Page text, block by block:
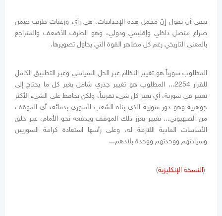
يبقى أن نقول إنّ مجمل هذه الإحداثيات، هي رأي ورغبات طرف ضمن
صراع متصل داخلي وإقليمي ودولي، وهو الطرف الأضعف والمتراجع
بالمعنى التاريخي رغم كل مظاهر القوة التي يحاول تصويرها.
المطلوب سورياً هو تغيير النظام عبر الحل السياسي وعبر التطبيق الكامل
للقرار 2254... المطلوب هو تغيير جذري شامل يغير كل ما يحتاج إلى
تغيير في سورية، أي يغير كل شيء تقريباً، ولكن يحافظ على الشيء الأكثر
جوهرية وهو دور سورية الذي بناه الشعب السوري بدمائه، أي الموقف
من الصهيوني... تغيير يعزز ذلك الموقف ويدفعه نحو الأمام، عبر خلق
الأساسات المادية اللازمة له، وعلى رأسها استعادة كرامة السوريين
وسيادتهم ووحدتهم ووحدة بلادهم...
(النسخة الإنكليزية)